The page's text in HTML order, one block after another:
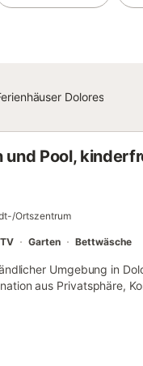
Dolores
und Pool,
Ortszentrum
TV Garten Bettwäsche
Umgebung in
aus Privatsphäre,
Autofahrt von